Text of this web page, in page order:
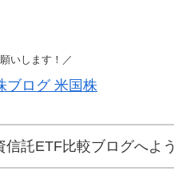
いします！／
信託ETF比較ブログへよ